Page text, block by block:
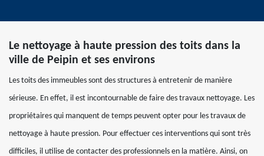
Le nettoyage à haute pression des toits dans la
ville de Peipin et ses environs
Les toits des immeubles sont des structures à entretenir de manière
sérieuse. En effet, il est incontournable de faire des travaux nettoyage. Les
propriétaires qui manquent de temps peuvent opter pour les travaux de
nettoyage à haute pression. Pour effectuer ces interventions qui sont très
difficiles, il utilise de contacter des professionnels en la matière. Ainsi, on